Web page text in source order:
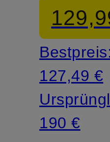
Bestpreis:
127,49 €
190 €